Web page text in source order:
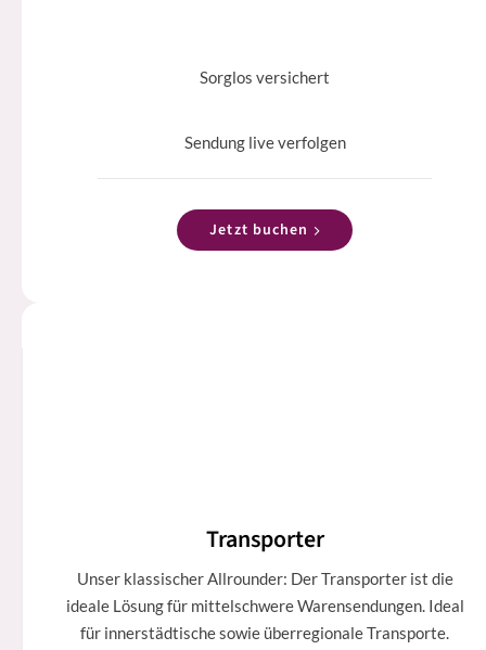
Sorglos versichert
Sendung live verfolgen
Jetzt buchen
Transporter
Unser klassischer Allrounder: Der Transporter ist die
ideale Lösung für mittelschwere Warensendungen. Ideal
für innerstädtische sowie überregionale Transporte.